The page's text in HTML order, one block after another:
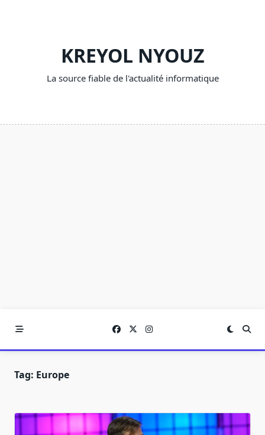
KREYOL NYOUZ
La source fiable de l'actualité informatique
Tag: Europe